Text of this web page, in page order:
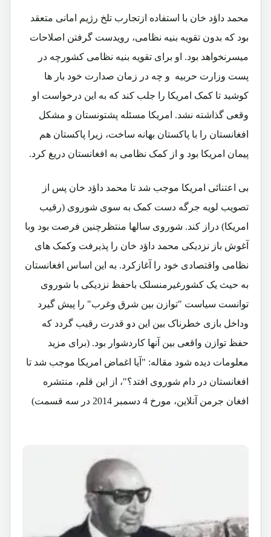
محمد داؤد خان با استفاده ازتجارب تلخ رژیم امانی متعقد
بود که بدون تقویه بنیه نظامی، رویدست گرفتن اصلاحات
میسرنخواهد بود. او برای تقویه بنیه نظامی کشورچه در
پست وزارت حربیه و چه در زمان صدارت خود بار ها
کوشید تا کمک امریکا را جلب کند که به این درخواست او
وقعی گذاشته نشد. امریکا مسئله پشتونستان و مشکل
افغانستان را با پاکستان بهانه ساخت، زیرا پاکستان هم
پیمان امریکا بود و از کمک نظامی به افغانستان دریغ کرد.
بی اعتنائی امریکا موجب شد تا محمد داؤد خان پس از
تصویب لویه جرگه دست کمک به سوی شوروی (رقیب
امریکا) دراز کند. شوروی سالها منتظرچنین فرصت بود وبا
آغوش باز نزدیکی محمد داؤد خان را پذیرفت وکمک های
نظامی واقتصادی خود را آغازکرد. به این اساس افغانستان
به حیث یک کشورغیرمنسلک باحفظ نزدیکی با شوروی
توانست سیاست "توازن بین شرق وغرب" را پیش گیرد
وداخل بازی خطرناک بین این دو قدرت رقیب گردد که
حفظ توازن واقعی بین آنها کاردشوار بود. (برای مزید
معلومات دیده شود مقاله: "آیا اغماض امریکا موجب شد تا
افغانستان در دام شوروی افتد؟"، از این قلم، منتشره
افغان جرمن آنلاین، مورخ 4 دسمبر 2014 در سه قسمت)